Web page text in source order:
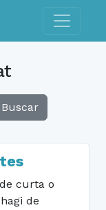
Toggle
Buscar
curta o
de